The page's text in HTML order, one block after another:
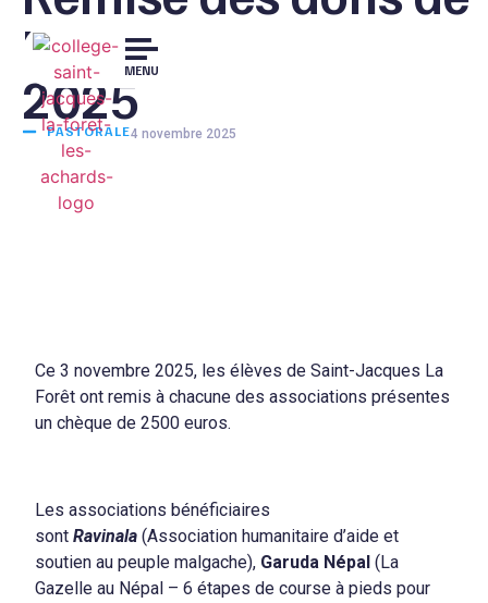
MENU
la Course Solidaire
2025
PASTORALE4 novembre 2025
Ce 3 novembre 2025, les élèves de Saint-Jacques La
Forêt ont remis à chacune des associations présentes
un chèque de 2500 euros.
Les associations bénéficiaires
sont Ravinala (Association humanitaire d’aide et
soutien au peuple malgache), Garuda Népal (La
Gazelle au Népal – 6 étapes de course à pieds pour